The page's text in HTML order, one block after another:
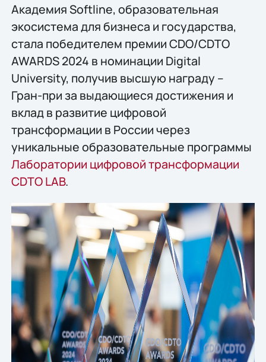
Академия Softline, образовательная
экосистема для бизнеса и государства,
стала победителем премии CDO/CDTO
AWARDS 2024 в номинации Digital
University, получив высшую награду –
Гран-при за выдающиеся достижения и
вклад в развитие цифровой
трансформации в России через
уникальные образовательные программы
Лаборатории цифровой трансформации
CDTO LAB.